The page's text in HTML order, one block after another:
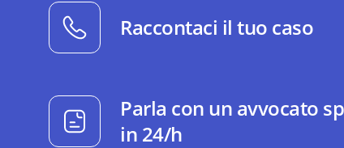
Raccontaci il tuo caso
Parla con un avvocato
in 24/h